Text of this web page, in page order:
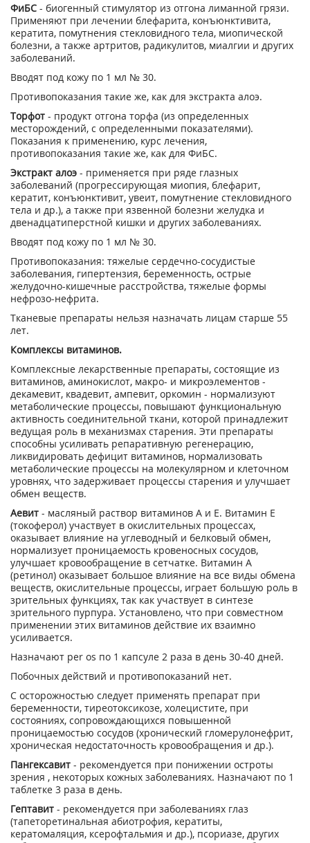
ФиБС - биогенный стимулятор из отгона лиманной грязи.
Применяют при лечении блефарита, конъюнктивита,
кератита, помутнения стекловидного тела, миопической
болезни, а также артритов, радикулитов, миалгии и других
заболеваний.
Вводят под кожу по 1 мл № 30.
Противопоказания такие же, как для экстракта алоэ.
Торфот - продукт отгона торфа (из определенных
месторождений, с определенными показателями).
Показания к применению, курс лечения,
противопоказания такие же, как для ФиБС.
Экстракт алоэ - применяется при ряде глазных
заболеваний (прогрессирующая миопия, блефарит,
кератит, конъюнктивит, увеит, помутнение стекловидного
тела и др.), а также при язвенной болезни желудка и
двенадцатиперстной кишки и других заболеваниях.
Вводят под кожу по 1 мл № 30.
Противопоказания: тяжелые сердечно-сосудистые
заболевания, гипертензия, беременность, острые
желудочно-кишечные расстройства, тяжелые формы
нефрозо-нефрита.
Тканевые препараты нельзя назначать лицам старше 55
лет.
Комплексы витаминов.
Комплексные лекарственные препараты, состоящие из
витаминов, аминокислот, макро- и микроэлементов -
декамевит, квадевит, ампевит, оркомин - нормализуют
метаболические процессы, повышают функциональную
активность соединительной ткани, которой принадлежит
ведущая роль в механизмах старения. Эти препараты
способны усиливать репаративную регенерацию,
ликвидировать дефицит витаминов, нормализовать
метаболические процессы на молекулярном и клеточном
уровнях, что задерживает процессы старения и улучшает
обмен веществ.
Аевит - масляный раствор витаминов А и Е. Витамин Е
(токоферол) участвует в окислительных процессах,
оказывает влияние на углеводный и белковый обмен,
нормализует проницаемость кровеносных сосудов,
улучшает кровообращение в сетчатке. Витамин А
(ретинол) оказывает большое влияние на все виды обмена
веществ, окислительные процессы, играет большую роль в
зрительных функциях, так как участвует в синтезе
зрительного пурпура. Установлено, что при совместном
применении этих витаминов действие их взаимно
усиливается.
Назначают per os по 1 капсуле 2 раза в день 30-40 дней.
Побочных действий и противопоказаний нет.
С осторожностью следует применять препарат при
беременности, тиреотоксикозе, холецистите, при
состояниях, сопровождающихся повышенной
проницаемостью сосудов (хронический гломерулонефрит,
хроническая недостаточность кровообращения и др.).
Пангексавит - рекомендуется при понижении остроты
зрения , некоторых кожных заболеваниях. Назначают по 1
таблетке 3 раза в день.
Гептавит - рекомендуется при заболеваниях глаз
(тапеторетинальная абиотрофия, кератиты,
кератомаляция, ксерофтальмия и др.), псориазе, других